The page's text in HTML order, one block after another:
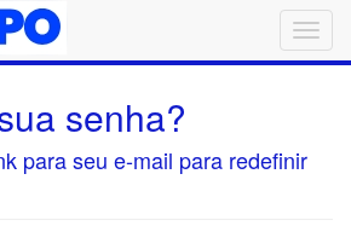
senha?
para seu e-mail para redefinir